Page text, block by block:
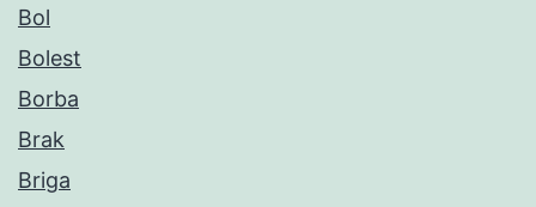
Bol
Bolest
Borba
Brak
Briga